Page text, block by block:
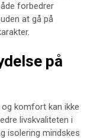
forbedrer
at gå på
på
komfort kan ikke
livskvaliteten i
isolering mindskes